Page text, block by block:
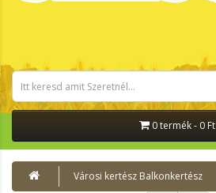
0 termék - 0 Ft
Városi kertész Balkonkertész